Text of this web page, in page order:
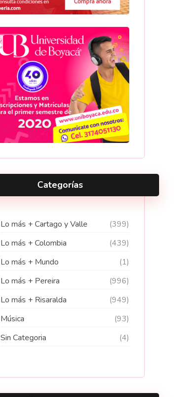
Categorías
Lo más + Cartago y Valle
(399)
Lo más + Colombia
(439)
Lo más + Mundo
(1)
Lo más + Pereira
(996)
Lo más + Risaralda
(949)
Música
(93)
Sin Categoria
(4)